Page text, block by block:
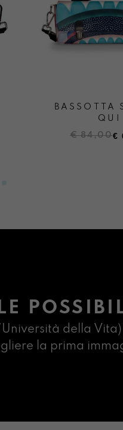
BASSOTTA
QUI
€84,00
Il
€
Il
della Vita)
la prima